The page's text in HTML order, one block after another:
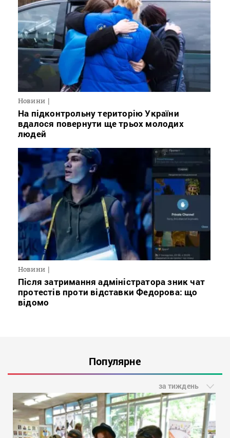
Новини
На підконтрольну територію України
вдалося повернути ще трьох молодих
людей
Новини
Після затримання адміністратора зник чат
протестів проти відставки Федорова: що
відомо
Популярне
за тиждень